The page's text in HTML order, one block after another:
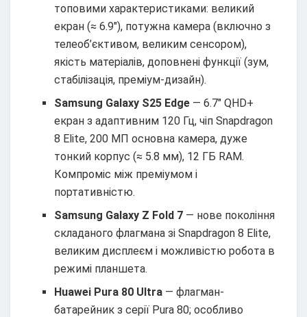
топовими характеристиками: великий
екран (≈ 6.9″), потужна камера (включно з
телеоб’єктивом, великим сенсором),
якість матеріалів, доповнені функції (зум,
стабілізація, преміум-дизайн).
Samsung Galaxy S25 Edge — 6.7″ QHD+
екран з адаптивним 120 Гц, чіп Snapdragon
8 Elite, 200 МП основна камера, дуже
тонкий корпус (≈ 5.8 мм), 12 ГБ RAM.
Компроміс між преміумом і
портативністю.
Samsung Galaxy Z Fold 7 — нове покоління
складаного флагмана зі Snapdragon 8 Elite,
великим дисплеєм і можливістю робота в
режимі планшета.
Huawei Pura 80 Ultra — флагман-
батарейник з серії Pura 80; особливо